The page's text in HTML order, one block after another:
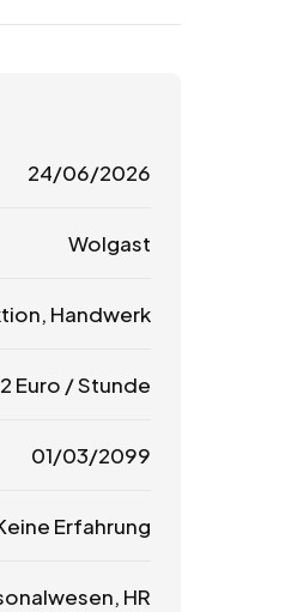
24/06/2026
Wolgast
Handwerk
Euro / Stunde
01/03/2099
Erfahrung
HR